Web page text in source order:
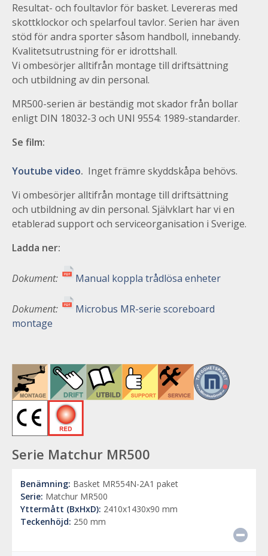
Resultat- och foultavlor för basket. Levereras med
skottklockor och spelarfoul tavlor. Serien har även
stöd för andra sporter såsom handboll, innebandy.
Kvalitetsutrustning för er idrottshall.
Vi ombesörjer alltifrån montage till driftsättning
och utbildning av din personal.
MR500-serien är beständig mot skador från bollar
enligt DIN 18032-3 och UNI 9554: 1989-standarder.
Se film:
Youtube video. Inget främre skyddskåpa behövs.
Vi ombesörjer alltifrån montage till driftsättning
och utbildning av din personal. Självklart har vi en
etablerad support och serviceorganisation i Sverige.
Ladda ner:
Dokument: Manual koppla trådlösa enheter
Dokument:
Microbus MR-serie scoreboard
montage
Serie Matchur MR500
Benämning: Basket MR554N-2A1 paket
Serie: Matchur MR500
Yttermått (BxHxD): 2410x1430x90 mm
Teckenhöjd: 250 mm